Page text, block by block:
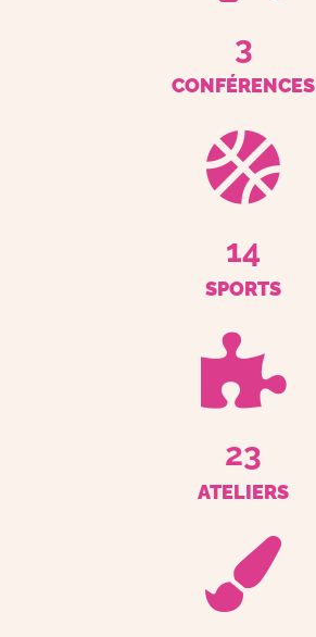
CONFÉRENCES
3
SPORTS
14
ATELIERS
23